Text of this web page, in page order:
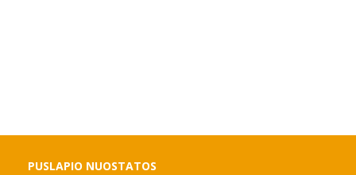
PUSLAPIO NUOSTATOS